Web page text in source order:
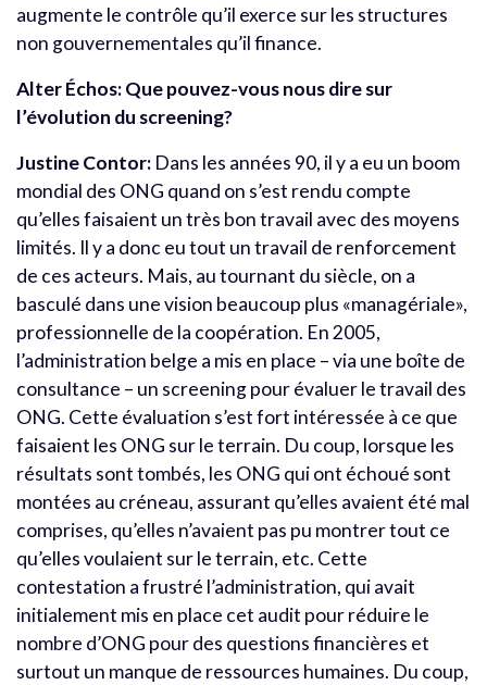
augmente le contrôle qu’il exerce sur les structures
non gouvernementales qu’il finance.
Alter Échos: Que pouvez-vous nous dire sur
l’évolution du screening?
Justine Contor: Dans les années 90, il y a eu un boom
mondial des ONG quand on s’est rendu compte
qu’elles faisaient un très bon travail avec des moyens
limités. Il y a donc eu tout un travail de renforcement
de ces acteurs. Mais, au tournant du siècle, on a
basculé dans une vision beaucoup plus «managériale»,
professionnelle de la coopération. En 2005,
l’administration belge a mis en place – via une boîte de
consultance – un screening pour évaluer le travail des
ONG. Cette évaluation s’est fort intéressée à ce que
faisaient les ONG sur le terrain. Du coup, lorsque les
résultats sont tombés, les ONG qui ont échoué sont
montées au créneau, assurant qu’elles avaient été mal
comprises, qu’elles n’avaient pas pu montrer tout ce
qu’elles voulaient sur le terrain, etc. Cette
contestation a frustré l’administration, qui avait
initialement mis en place cet audit pour réduire le
nombre d’ONG pour des questions financières et
surtout un manque de ressources humaines. Du coup,